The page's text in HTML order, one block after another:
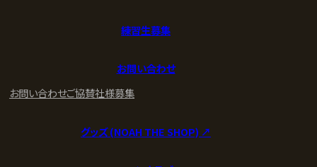
練習生募集
お問い合わせ
お問い合わせご協賛社様募集
グッズ (NOAH THE SHOP) ↗︎